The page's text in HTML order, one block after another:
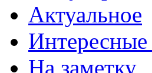
Актуальное
На заметку